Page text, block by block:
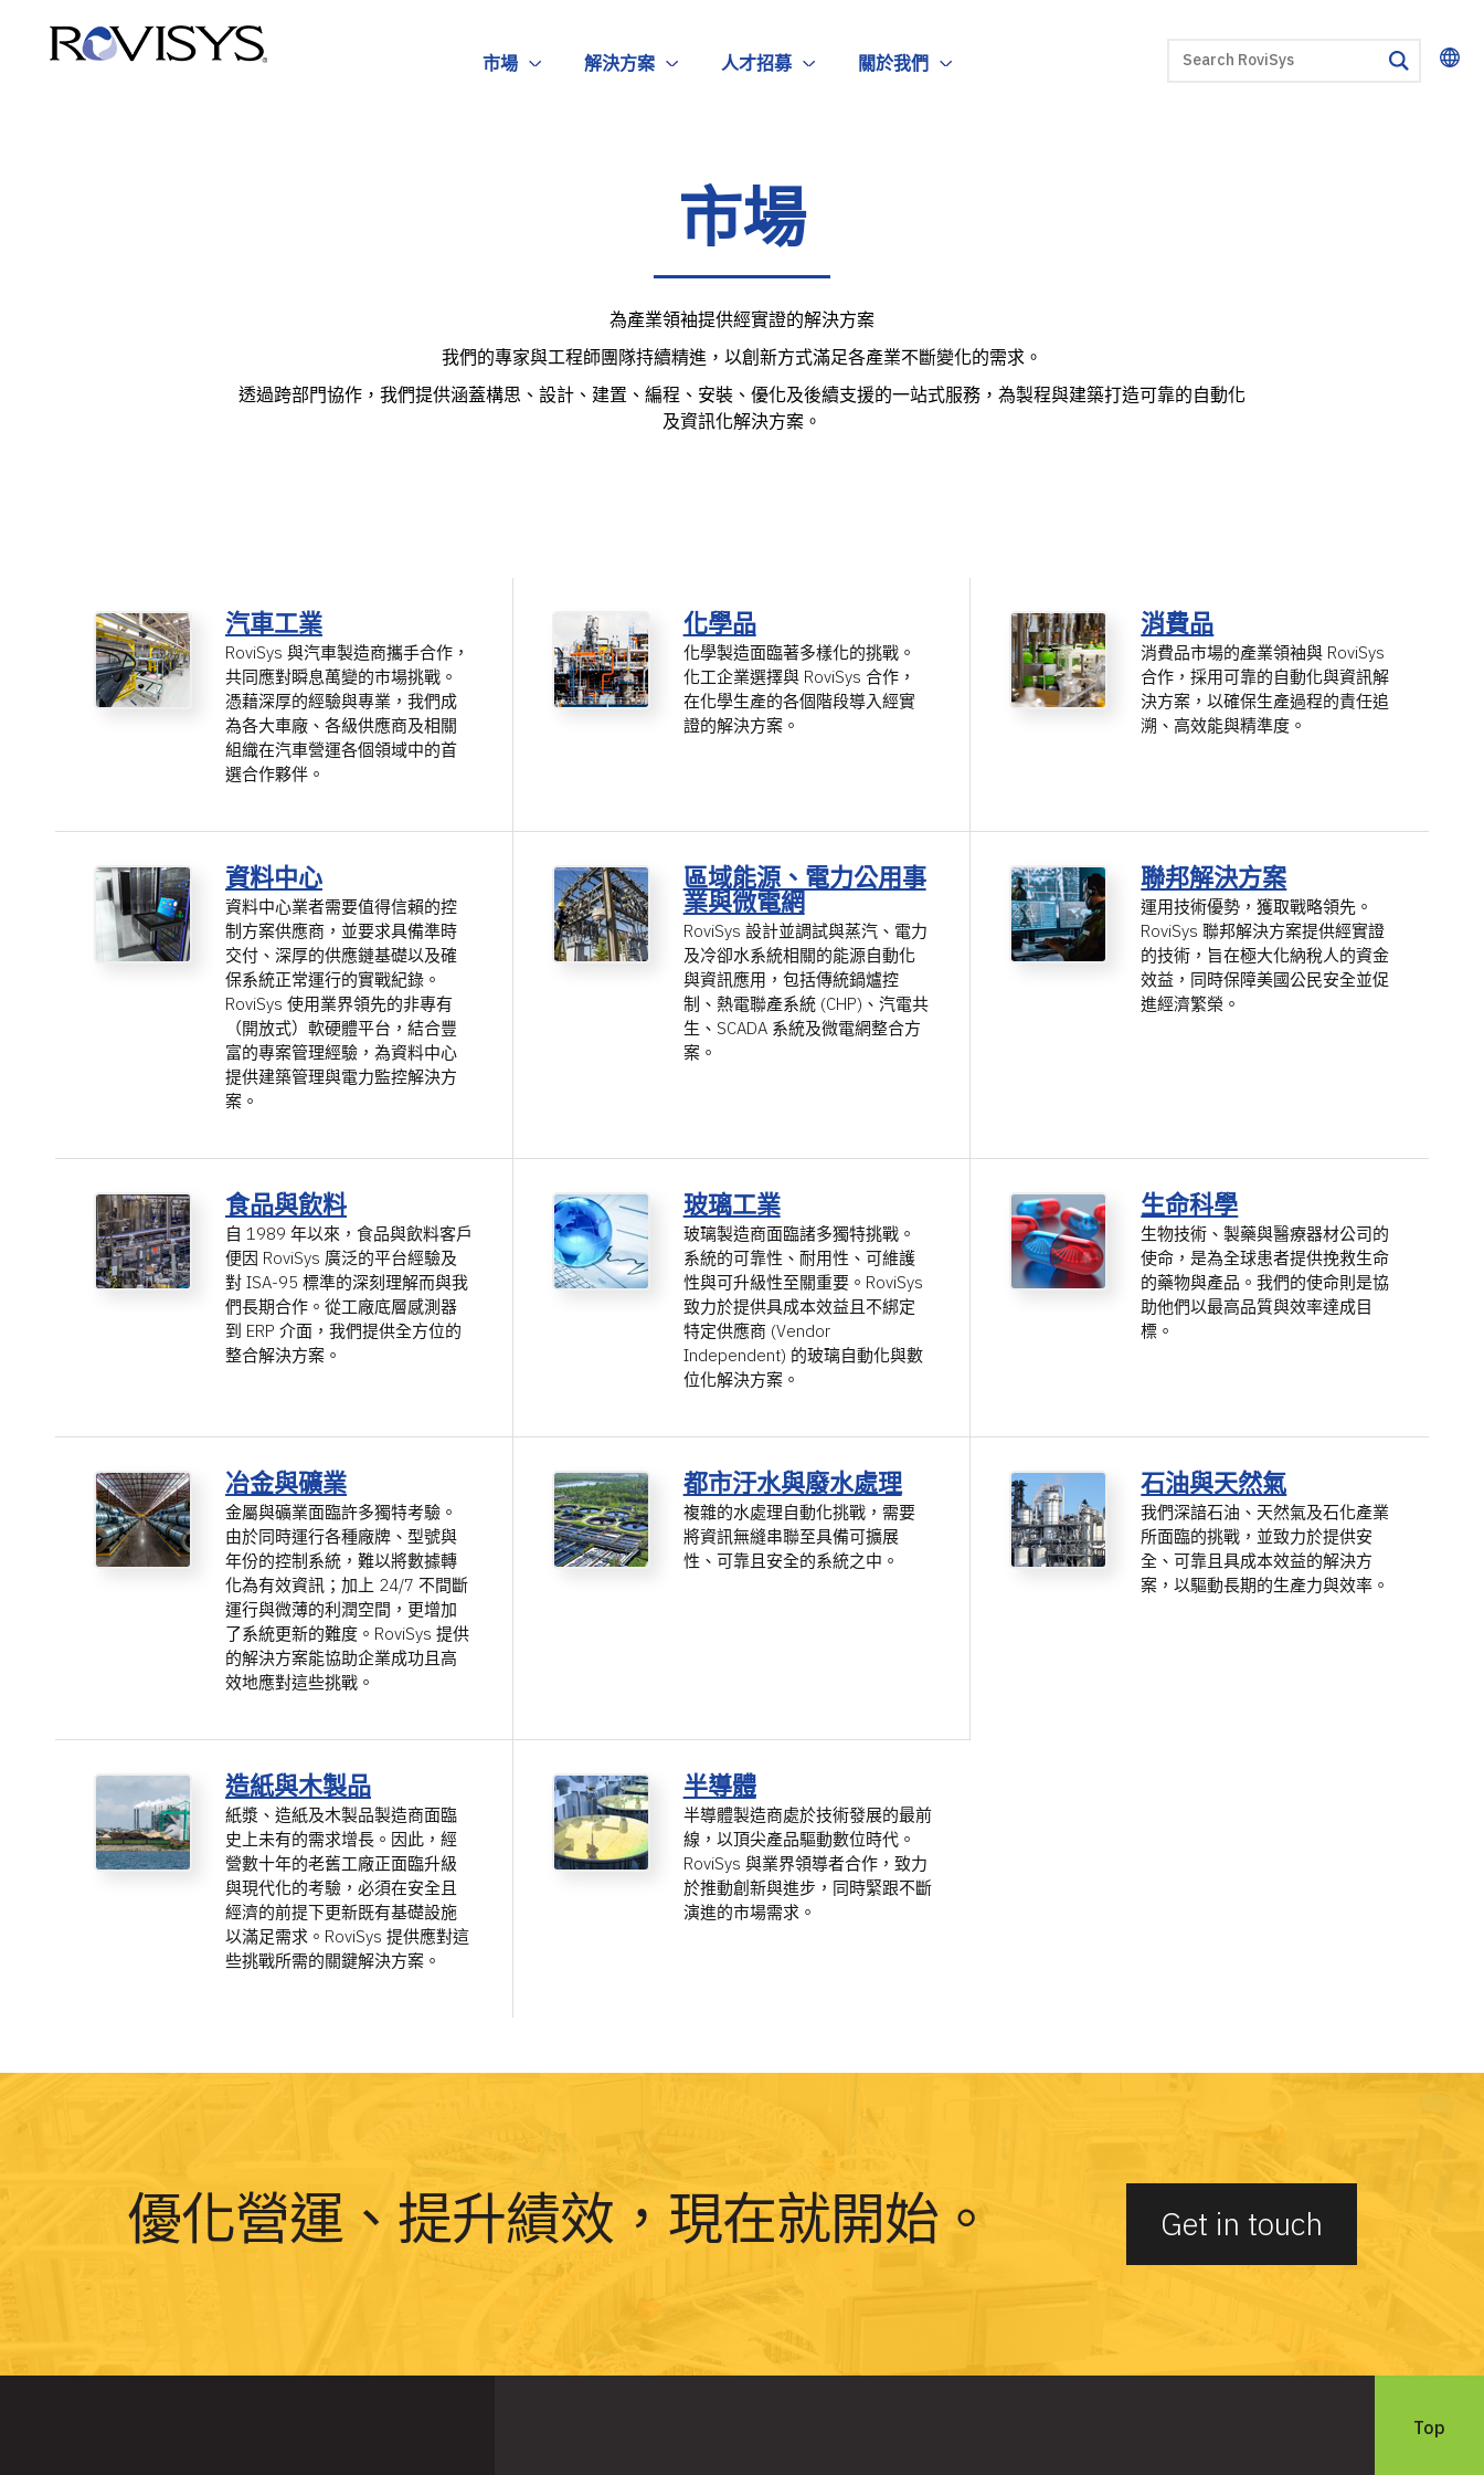
市場 解決方案 人才招募 關於我們
search
市場
為產業領袖提供經實證的解決方案
我們的專家與工程師團隊持續精進，以創新方式滿足各產業不斷變化的需求。
透過跨部門協作，我們提供涵蓋構思、設計、建置、編程、安裝、優化及後續支援的一站式服務，為製程與建築打造可靠的自動化
及資訊化解決方案。
汽車工業
RoviSys 與汽車製造商攜手合作，
共同應對瞬息萬變的市場挑戰。
憑藉深厚的經驗與專業，我們成
為各大車廠、各級供應商及相關
組織在汽車營運各個領域中的首
選合作夥伴。
化學品
化學製造面臨著多樣化的挑戰。
化工企業選擇與 RoviSys 合作，
在化學生產的各個階段導入經實
證的解決方案。
消費品
消費品市場的產業領袖與 RoviSys
合作，採用可靠的自動化與資訊解
決方案，以確保生產過程的責任追
溯、高效能與精準度。
資料中心
資料中心業者需要值得信賴的控
制方案供應商，並要求具備準時
交付、深厚的供應鏈基礎以及確
保系統正常運行的實戰紀錄。
RoviSys 使用業界領先的非專有
（開放式）軟硬體平台，結合豐
富的專案管理經驗，為資料中心
提供建築管理與電力監控解決方
案。
區域能源、電力公用事
業與微電網
RoviSys 設計並調試與蒸汽、電力
及冷卻水系統相關的能源自動化
與資訊應用，包括傳統鍋爐控
制、熱電聯產系統 (CHP)、汽電共
生、SCADA 系統及微電網整合方
案。
聯邦解決方案
運用技術優勢，獲取戰略領先。
RoviSys 聯邦解決方案提供經實證
的技術，旨在極大化納稅人的資金
效益，同時保障美國公民安全並促
進經濟繁榮。
食品與飲料
自 1989 年以來，食品與飲料客戶
便因 RoviSys 廣泛的平台經驗及
對 ISA-95 標準的深刻理解而與我
們長期合作。從工廠底層感測器
到 ERP 介面，我們提供全方位的
整合解決方案。
玻璃工業
玻璃製造商面臨諸多獨特挑戰。
系統的可靠性、耐用性、可維護
性與可升級性至關重要。RoviSys
致力於提供具成本效益且不綁定
特定供應商 (Vendor
Independent) 的玻璃自動化與數
位化解決方案。
生命科學
生物技術、製藥與醫療器材公司的
使命，是為全球患者提供挽救生命
的藥物與產品。我們的使命則是協
助他們以最高品質與效率達成目
標。
冶金與礦業
金屬與礦業面臨許多獨特考驗。
由於同時運行各種廠牌、型號與
年份的控制系統，難以將數據轉
化為有效資訊；加上 24/7 不間斷
運行與微薄的利潤空間，更增加
了系統更新的難度。RoviSys 提供
的解決方案能協助企業成功且高
效地應對這些挑戰。
都市汙水與廢水處理
複雜的水處理自動化挑戰，需要
將資訊無縫串聯至具備可擴展
性、可靠且安全的系統之中。
石油與天然氣
我們深諳石油、天然氣及石化產業
所面臨的挑戰，並致力於提供安
全、可靠且具成本效益的解決方
案，以驅動長期的生產力與效率。
造紙與木製品
紙漿、造紙及木製品製造商面臨
史上未有的需求增長。因此，經
營數十年的老舊工廠正面臨升級
與現代化的考驗，必須在安全且
經濟的前提下更新既有基礎設施
以滿足需求。RoviSys 提供應對這
些挑戰所需的關鍵解決方案。
半導體
半導體製造商處於技術發展的最前
線，以頂尖產品驅動數位時代。
RoviSys 與業界領導者合作，致力
於推動創新與進步，同時緊跟不斷
演進的市場需求。
優化營運、提升績效，現在就開始。 Get in touch
Top